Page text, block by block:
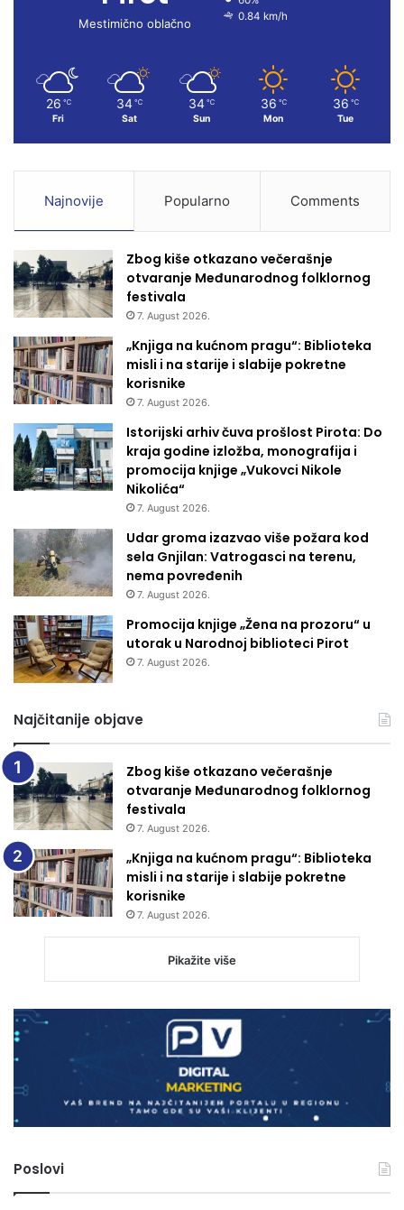
k
a
m
Mestimično oblačno
0.84 km/h
26 ℃
Fri
34 ℃
Sat
34 ℃
Sun
36 ℃
Mon
36 ℃
Tue
Najnovije Popularno Comments
Zbog kiše otkazano večerašnje
otvaranje Međunarodnog folklornog
festivala
7. August 2026.
„Knjiga na kućnom pragu“: Biblioteka
misli i na starije i slabije pokretne
korisnike
7. August 2026.
Istorijski arhiv čuva prošlost Pirota: Do
kraja godine izložba, monografija i
promocija knjige „Vukovci Nikole
Nikolića“
7. August 2026.
Udar groma izazvao više požara kod
sela Gnjilan: Vatrogasci na terenu,
nema povređenih
7. August 2026.
Promocija knjige „Žena na prozoru“ u
utorak u Narodnoj biblioteci Pirot
7. August 2026.
Najčitanije objave
Zbog kiše otkazano večerašnje
otvaranje Međunarodnog folklornog
festivala
7. August 2026.
„Knjiga na kućnom pragu“: Biblioteka
misli i na starije i slabije pokretne
korisnike
7. August 2026.
Pikažite više
Poslovi